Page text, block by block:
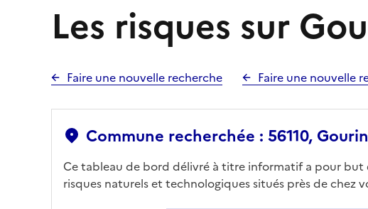
Les risques sur
Faire une nouvelle recherche Faire une nouvelle
Commune recherchée : 56110, Gourin
Ce tableau de bord délivré à titre informatif a pour but
risques naturels et technologiques situés près de chez